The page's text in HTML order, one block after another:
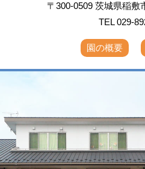
〒300-0509 茨城県稲敷
TEL 029-
園の概要